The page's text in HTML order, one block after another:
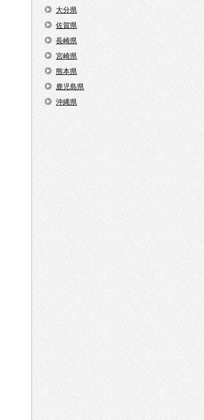
大分県
佐賀県
長崎県
宮崎県
熊本県
鹿児島県
沖縄県